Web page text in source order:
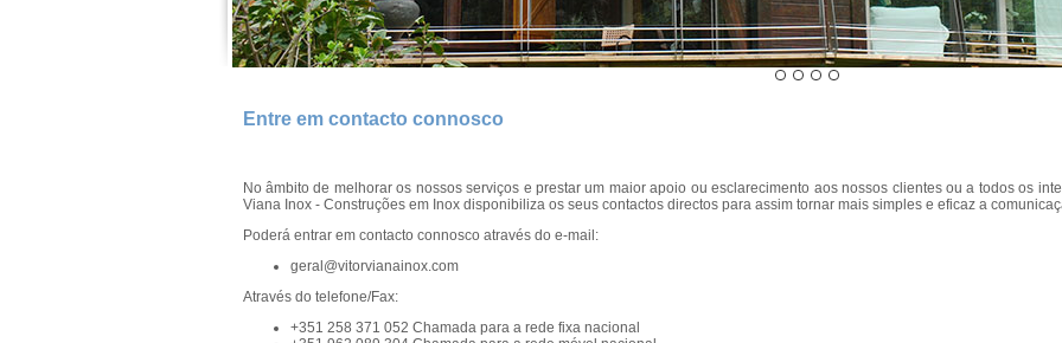
Entre em contacto connosco
No âmbito de melhorar os nossos serviços e prestar um maior apoio ou esclarecimento aos nossos clientes ou a todos os
Viana Inox - Construções em Inox disponibiliza os seus contactos directos para assim tornar mais simples e eficaz a
Poderá entrar em contacto connosco através do e-mail:
geral@vitorvianainox.com
Através do telefone/Fax:
+351 258 371 052 Chamada para a rede fixa nacional